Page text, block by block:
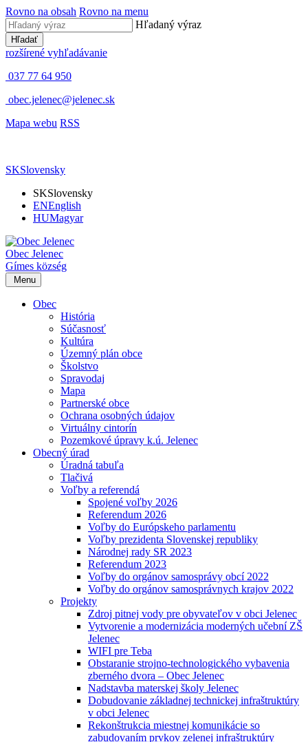
Rovno na obsah Rovno na menu
Hľadaný výraz
Hľadať
rozšírené vyhľadávanie
037 77 64 950
obec.jelenec@jelenec.sk
Mapa webu RSS
SKSlovensky
SKSlovensky
ENEnglish
HUMagyar
Obec Jelenec
Gímes község
Menu
Obec
História
Súčasnosť
Kultúra
Územný plán obce
Školstvo
Spravodaj
Mapa
Partnerské obce
Ochrana osobných údajov
Virtuálny cintorín
Pozemkové úpravy k.ú. Jelenec
Obecný úrad
Úradná tabuľa
Tlačivá
Voľby a referendá
Spojené voľby 2026
Referendum 2026
Voľby do Európskeho parlamentu
Voľby prezidenta Slovenskej republiky
Národnej rady SR 2023
Referendum 2023
Voľby do orgánov samosprávy obcí 2022
Voľby do orgánov samosprávnych krajov 2022
Projekty
Zdroj pitnej vody pre obyvateľov v obci Jelenec
Vytvorenie a modernizácia moderných učební ZŠ
Jelenec
WIFI pre Teba
Obstaranie strojno-technologického vybavenia
zberného dvora – Obec Jelenec
Nadstavba materskej školy Jelenec
Dobudovanie základnej technickej infraštruktúry
v obci Jelenec
Rekonštrukcia miestnej komunikácie so
zabudovaním prvkov zelenej infraštruktúry